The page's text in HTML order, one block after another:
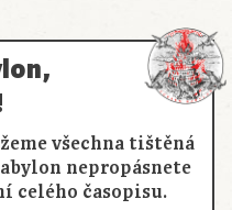
všechna tištěná
nepropásnete
celého časopisu.